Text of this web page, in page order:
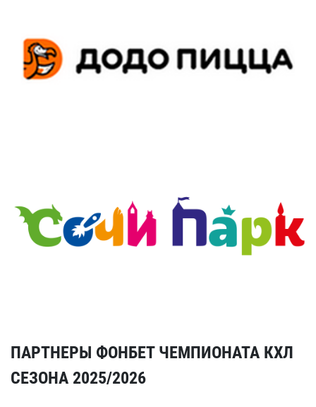
ПАРТНЕРЫ ФОНБЕТ ЧЕМПИОНАТА КХЛ
СЕЗОНА 2025/2026